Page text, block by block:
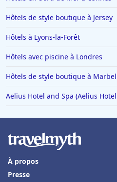
Hôtels de style boutique à Jersey
Hôtels à Lyons-la-Forêt
Hôtels avec piscine à Londres
Hôtels de style boutique à
Aelius Hotel and Spa (Aelius
À propos
Presse